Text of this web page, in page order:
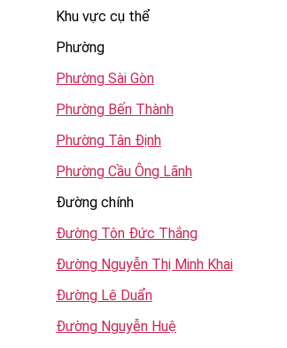
Khu vực cụ thể
Phường
Phường Sài Gòn
Phường Bến Thành
Phường Tân Định
Phường Cầu Ông Lãnh
Đường chính
Đường Tôn Đức Thắng
Đường Nguyễn Thị Minh Khai
Đường Lê Duẩn
Đường Nguyễn Huệ